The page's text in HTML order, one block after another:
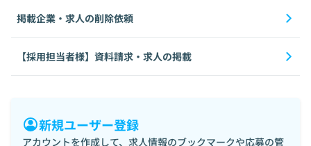
掲載企業・求人の削除依頼
【採用担当者様】資料請求・求人の掲載
新規ユーザー登録
アカウントを作成して、求人情報のブックマークや応募の管